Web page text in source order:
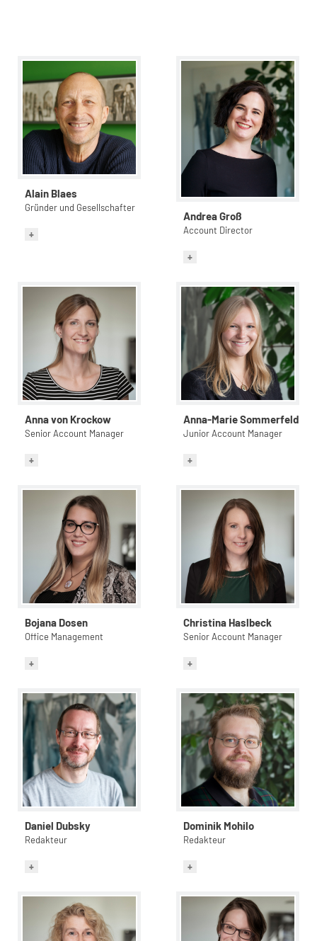
Alain Blaes
Gründer und Gesellschafter
Andrea Groß
Account Director
Anna von Krockow
Senior Account Manager
Anna-Marie Sommerfeld
Junior Account Manager
Bojana Dosen
Office Management
Christina Haslbeck
Senior Account Manager
Daniel Dubsky
Redakteur
Dominik Mohilo
Redakteur